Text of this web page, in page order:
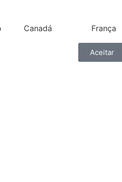
Canadá França
Aceitar